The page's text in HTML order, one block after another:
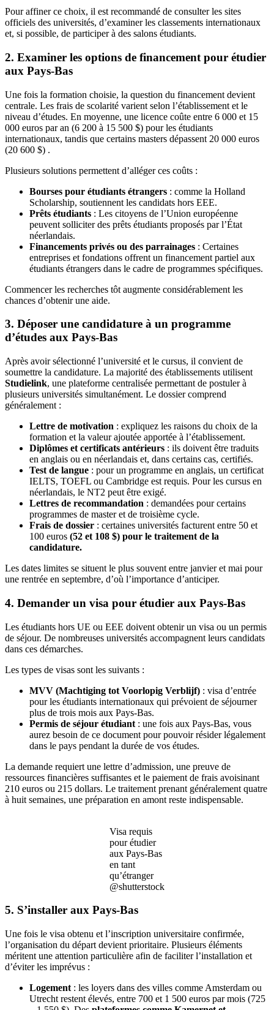
Pour affiner ce choix, il est recommandé de consulter les sites
officiels des universités, d’examiner les classements internationaux
et, si possible, de participer à des salons étudiants.
2. Examiner les options de financement pour étudier
aux Pays-Bas
Une fois la formation choisie, la question du financement devient
centrale. Les frais de scolarité varient selon l’établissement et le
niveau d’études. En moyenne, une licence coûte entre 6 000 et 15
000 euros par an (6 200 à 15 500 $) pour les étudiants
internationaux, tandis que certains masters dépassent 20 000 euros
(20 600 $) .
Plusieurs solutions permettent d’alléger ces coûts :
Bourses pour étudiants étrangers : comme la Holland
Scholarship, soutiennent les candidats hors EEE.
Prêts étudiants : Les citoyens de l’Union européenne
peuvent solliciter des prêts étudiants proposés par l’État
néerlandais.
Financements privés ou des parrainages : Certaines
entreprises et fondations offrent un financement partiel aux
étudiants étrangers dans le cadre de programmes spécifiques.
Commencer les recherches tôt augmente considérablement les
chances d’obtenir une aide.
3. Déposer une candidature à un programme
d’études aux Pays-Bas
Après avoir sélectionné l’université et le cursus, il convient de
soumettre la candidature. La majorité des établissements utilisent
Studielink, une plateforme centralisée permettant de postuler à
plusieurs universités simultanément. Le dossier comprend
généralement :
Lettre de motivation : expliquez les raisons du choix de la
formation et la valeur ajoutée apportée à l’établissement.
Diplômes et certificats antérieurs : ils doivent être traduits
en anglais ou en néerlandais et, dans certains cas, certifiés.
Test de langue : pour un programme en anglais, un certificat
IELTS, TOEFL ou Cambridge est requis. Pour les cursus en
néerlandais, le NT2 peut être exigé.
Lettres de recommandation : demandées pour certains
programmes de master et de troisième cycle.
Frais de dossier : certaines universités facturent entre 50 et
100 euros (52 et 108 $) pour le traitement de la
candidature.
Les dates limites se situent le plus souvent entre janvier et mai pour
une rentrée en septembre, d’où l’importance d’anticiper.
4. Demander un visa pour étudier aux Pays-Bas
Les étudiants hors UE ou EEE doivent obtenir un visa ou un permis
de séjour. De nombreuses universités accompagnent leurs candidats
dans ces démarches.
Les types de visas sont les suivants :
MVV (Machtiging tot Voorlopig Verblijf) : visa d’entrée
pour les étudiants internationaux qui prévoient de séjourner
plus de trois mois aux Pays-Bas.
Permis de séjour étudiant : une fois aux Pays-Bas, vous
aurez besoin de ce document pour pouvoir résider légalement
dans le pays pendant la durée de vos études.
La demande requiert une lettre d’admission, une preuve de
ressources financières suffisantes et le paiement de frais avoisinant
210 euros ou 215 dollars. Le traitement prenant généralement quatre
à huit semaines, une préparation en amont reste indispensable.
Visa requis
pour étudier
aux Pays-Bas
en tant
qu’étranger
@shutterstock
5. S’installer aux Pays-Bas
Une fois le visa obtenu et l’inscription universitaire confirmée,
l’organisation du départ devient prioritaire. Plusieurs éléments
méritent une attention particulière afin de faciliter l’installation et
d’éviter les imprévus :
Logement : les loyers dans des villes comme Amsterdam ou
Utrecht restent élevés, entre 700 et 1 500 euros par mois (725